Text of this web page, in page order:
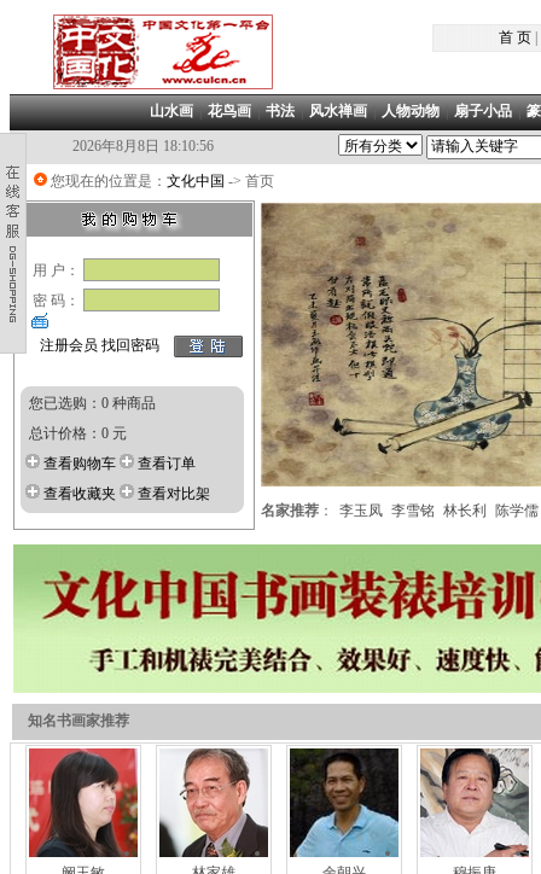
首 页|
山水画|花鸟画|书法|风水禅画|人物动物|扇子小品|
2026年8月8日 18:10:57
您现在的位置是： 文化中国 -> 首页
用 户：
密 码：
注册会员 找回密码
您已选购：0 种商品
总计价格：0 元
查看购物车
查看订单
查看收藏夹
查看对比架
名家推荐 ： 李玉凤 李雪铭 林长利 陈学儒
知名书画家推荐